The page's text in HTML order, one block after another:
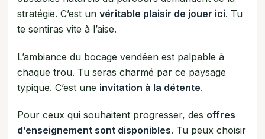
stratégie. C’est un véritable plaisir de jouer ici. Tu
te sentiras vite à l’aise.
L’ambiance du bocage vendéen est palpable à
chaque trou. Tu seras charmé par ce paysage
typique. C’est une invitation à la détente.
Pour ceux qui souhaitent progresser, des offres
d’enseignement sont disponibles. Tu peux choisir